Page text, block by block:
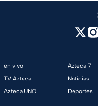
en vivo
TV Azteca
Azteca UNO
Azteca 7
Noticias
Deportes